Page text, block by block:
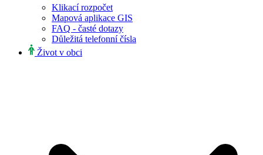
Klikací rozpočet
Mapová aplikace GIS
FAQ - časté dotazy
Důležitá telefonní čísla
Život v obci